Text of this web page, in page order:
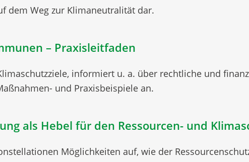
dem Weg zur Klimaneutralität dar.
– Praxisleitfaden
informiert u. a. über rechtliche und
und Praxisbeispiele an.
als Hebel für den Ressourcen- und
Möglichkeiten auf, wie der